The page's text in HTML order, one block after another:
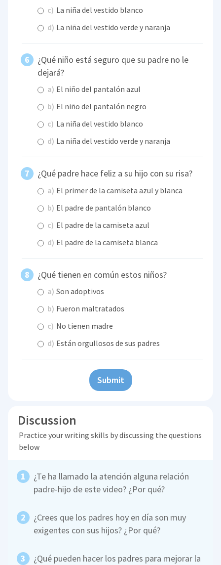
c) La niña del vestido blanco
d) La niña del vestido verde y naranja
¿Qué niño está seguro que su padre no le
dejará?
a) El niño del pantalón azul
b) El niño del pantalón negro
c) La niña del vestido blanco
d) La niña del vestido verde y naranja
¿Qué padre hace feliz a su hijo con su risa?
a) El primer de la camiseta azul y blanca
b) El padre de pantalón blanco
c) El padre de la camiseta azul
d) El padre de la camiseta blanca
¿Qué tienen en común estos niños?
a) Son adoptivos
b) Fueron maltratados
c) No tienen madre
d) Están orgullosos de sus padres
Submit
Discussion
Practice your writing skills by discussing the questions
below
¿Te ha llamado la atención alguna relación
padre-hijo de este video? ¿Por qué?
¿Crees que los padres hoy en día son muy
exigentes con sus hijos? ¿Por qué?
¿Qué pueden hacer los padres para mejorar la